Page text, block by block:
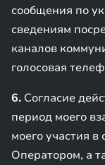
сообщения по
сведениям
каналов
голосовая
6. Согласие
период моего
моего участия в
Оператором, а